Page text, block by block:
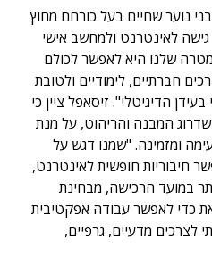
ילדים ובני נוער שחיים בעל כורחם מחוץ
לאינטרנט ולמחשב אישי
שלנו היא לאפשר לכולם
חברתיים, לימודיים ולטובת
הדיגיטלי". זיסאפל ציין כי
המבנה והריהוט, על מנת
ומזמינה. "שמנו דגש על
חיבוריות חופשית לאינטרנט,
במועד הרכישה, מבחינת
כדי לאפשר עבודה אפקטיבית
לצרכים מדעיים, גרפיים,